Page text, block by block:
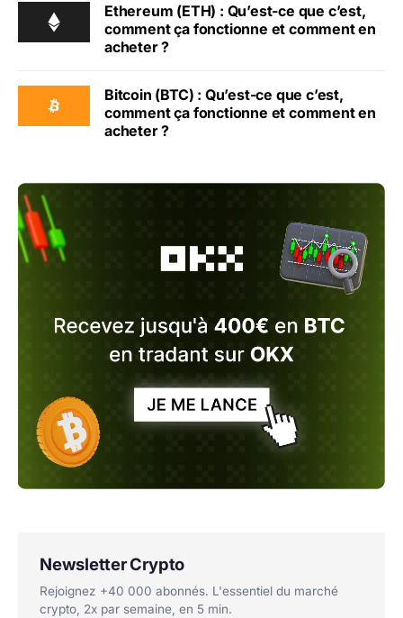
Ethereum (ETH) : Qu’est-ce que c’est,
comment ça fonctionne et comment en
acheter ?
Bitcoin (BTC) : Qu’est-ce que c’est,
comment ça fonctionne et comment en
acheter ?
Newsletter Crypto
Rejoignez +40 000 abonnés. L'essentiel du marché
crypto, 2x par semaine, en 5 min.